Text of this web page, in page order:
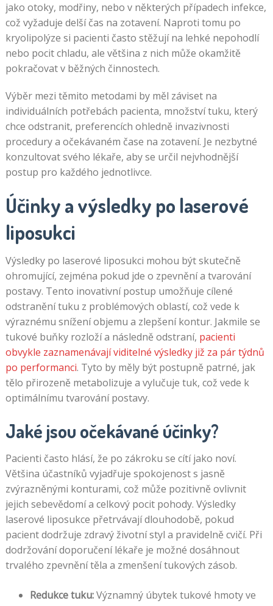
jako otoky, modřiny, nebo v některých případech infekce,
což vyžaduje delší čas na zotavení. Naproti tomu po
kryolipolýze si pacienti často stěžují na lehké nepohodlí
nebo pocit chladu, ale většina z nich může okamžitě
pokračovat v běžných činnostech.
Výběr mezi těmito metodami by měl záviset na
individuálních potřebách pacienta, množství tuku, který
chce odstranit, preferencích ohledně invazivnosti
procedury a očekávaném čase na zotavení. Je nezbytné
konzultovat svého lékaře, aby se určil nejvhodnější
postup pro každého jednotlivce.
Účinky a výsledky po laserové
liposukci
Výsledky po laserové liposukci mohou být skutečně
ohromující, zejména pokud jde o zpevnění a tvarování
postavy. Tento inovativní postup umožňuje cílené
odstranění tuku z problémových oblastí, což vede k
výraznému snížení objemu a zlepšení kontur. Jakmile se
tukové buňky rozloží a následně odstraní, pacienti
obvykle zaznamenávají viditelné výsledky již za pár týdnů
po performanci. Tyto by měly být postupně patrné, jak
tělo přirozeně metabolizuje a vylučuje tuk, což vede k
optimálnímu tvarování postavy.
Jaké jsou očekávané účinky?
Pacienti často hlásí, že po zákroku se cítí jako noví.
Většina účastníků vyjadřuje spokojenost s jasně
zvýrazněnými konturami, což může pozitivně ovlivnit
jejich sebevědomí a celkový pocit pohody. Výsledky
laserové liposukce přetrvávají dlouhodobě, pokud
pacient dodržuje zdravý životní styl a pravidelně cvičí. Při
dodržování doporučení lékaře je možné dosáhnout
trvalého zpevnění těla a zmenšení tukových zásob.
Redukce tuku:Významný úbytek tukové hmoty ve